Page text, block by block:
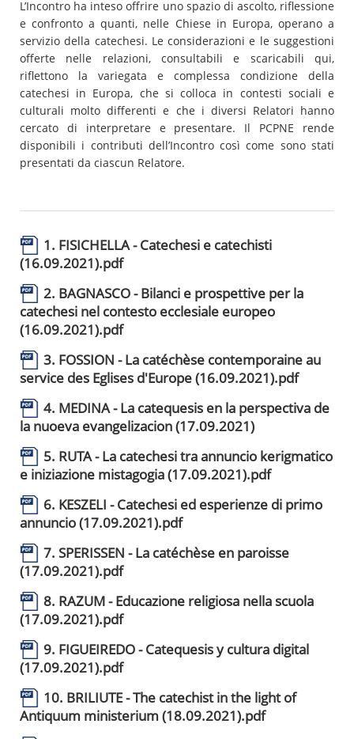
L’Incontro ha inteso offrire uno spazio di ascolto, riflessione
e confronto a quanti, nelle Chiese in Europa, operano a
servizio della catechesi. Le considerazioni e le suggestioni
offerte nelle relazioni, consultabili e scaricabili qui,
riflettono la variegata e complessa condizione della
catechesi in Europa, che si colloca in contesti sociali e
culturali molto differenti e che i diversi Relatori hanno
cercato di interpretare e presentare. Il PCPNE rende
disponibili i contributi dell’Incontro così come sono stati
presentati da ciascun Relatore.
1. FISICHELLA - Catechesi e catechisti
(16.09.2021).pdf
2. BAGNASCO - Bilanci e prospettive per la
catechesi nel contesto ecclesiale europeo
(16.09.2021).pdf
3. FOSSION - La catéchèse contemporaine au
service des Eglises d'Europe (16.09.2021).pdf
4. MEDINA - La catequesis en la perspectiva de
la nuoeva evangelizacion (17.09.2021)
5. RUTA - La catechesi tra annuncio kerigmatico
e iniziazione mistagogia (17.09.2021).pdf
6. KESZELI - Catechesi ed esperienze di primo
annuncio (17.09.2021).pdf
7. SPERISSEN - La catéchèse en paroisse
(17.09.2021).pdf
8. RAZUM - Educazione religiosa nella scuola
(17.09.2021).pdf
9. FIGUEIREDO - Catequesis y cultura digital
(17.09.2021).pdf
10. BRILIUTE - The catechist in the light of
Antiquum ministerium (18.09.2021).pdf